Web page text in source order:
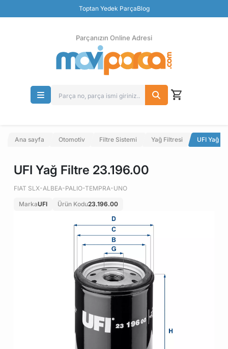
Toptan Yedek ParçaBlog
Ücretsiz İade
Parçanızın Online Adresi
Ana sayfa Otomotiv Filtre Sistemi Yağ Filtresi UFI Yağ
UFI Yağ Filtre 23.196.00
FIAT SLX-ALBEA-PALIO-TEMPRA-UNO
MarkaUFI Ürün Kodu23.196.00